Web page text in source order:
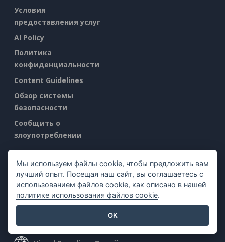
Условия
предоставления услуг
AI Policy
Политика
конфиденциальности
Content Guidelines
Обзор системы
безопасности
Сообщить о
злоупотреблении
Найти нас на
Мы используем файлы cookie, чтобы предложить вам
лучший опыт. Посещая наш сайт, вы соглашаетесь с
использованием файлов cookie, как описано в нашей
политике использования файлов cookie.
OK